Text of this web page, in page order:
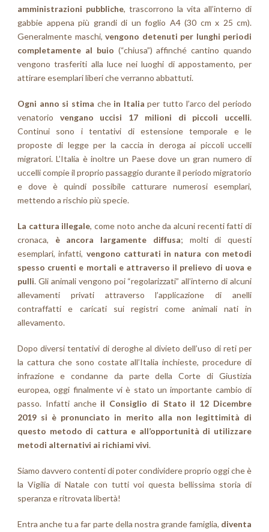
amministrazioni pubbliche, trascorrono la vita all’interno di
gabbie appena più grandi di un foglio A4 (30 cm x 25 cm).
Generalmente maschi, vengono detenuti per lunghi periodi
completamente al buio (“chiusa”) affinché cantino quando
vengono trasferiti alla luce nei luoghi di appostamento, per
attirare esemplari liberi che verranno abbattuti.
Ogni anno si stima che in Italia per tutto l’arco del periodo
venatorio vengano uccisi 17 milioni di piccoli uccelli.
Continui sono i tentativi di estensione temporale e le
proposte di legge per la caccia in deroga ai piccoli uccelli
migratori. L’Italia è inoltre un Paese dove un gran numero di
uccelli compie il proprio passaggio durante il periodo migratorio
e dove è quindi possibile catturare numerosi esemplari,
mettendo a rischio più specie.
La cattura illegale, come noto anche da alcuni recenti fatti di
cronaca, è ancora largamente diffusa; molti di questi
esemplari, infatti, vengono catturati in natura con metodi
spesso cruenti e mortali e attraverso il prelievo di uova e
pulli. Gli animali vengono poi “regolarizzati” all’interno di alcuni
allevamenti privati attraverso l’applicazione di anelli
contraffatti e caricati sui registri come animali nati in
allevamento.
Dopo diversi tentativi di deroghe al divieto dell’uso di reti per
la cattura che sono costate all’Italia inchieste, procedure di
infrazione e condanne da parte della Corte di Giustizia
europea, oggi finalmente vi è stato un importante cambio di
passo. Infatti anche il Consiglio di Stato il 12 Dicembre
2019 si è pronunciato in merito alla non legittimità di
questo metodo di cattura e all’opportunità di utilizzare
metodi alternativi ai richiami vivi.
Siamo davvero contenti di poter condividere proprio oggi che è
la Vigilia di Natale con tutti voi questa bellissima storia di
speranza e ritrovata libertà!
Entra anche tu a far parte della nostra grande famiglia, diventa